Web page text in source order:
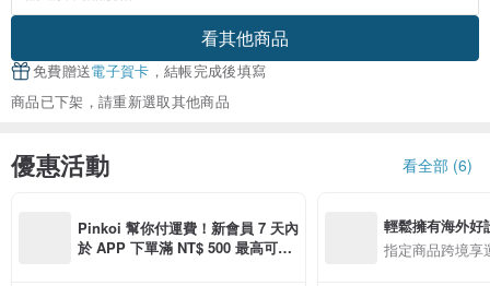
看其他商品
免費贈送電子賀卡 ，結帳完成後填寫
商品已下架，請重新選取其他商品
優惠活動 看全部 (6)
Pinkoi 幫你付運費！新會員 7 天內
於 APP 下單滿 NT$ 500 最高可折
輕鬆擁有海外好
指定商品跨境享